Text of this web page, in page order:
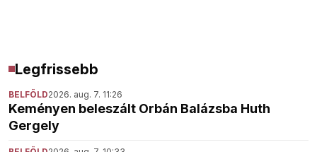
Legfrissebb
BELFÖLD2026. aug. 7. 11:26
Keményen beleszált Orbán Balázsba Huth
Gergely